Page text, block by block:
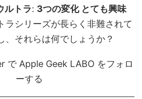
ルトラ: 3つの変化 とても興味
ラシリーズが長らく非難されて
、それらは何でしょうか？
で Apple Geek LABO をフォロ
ーする